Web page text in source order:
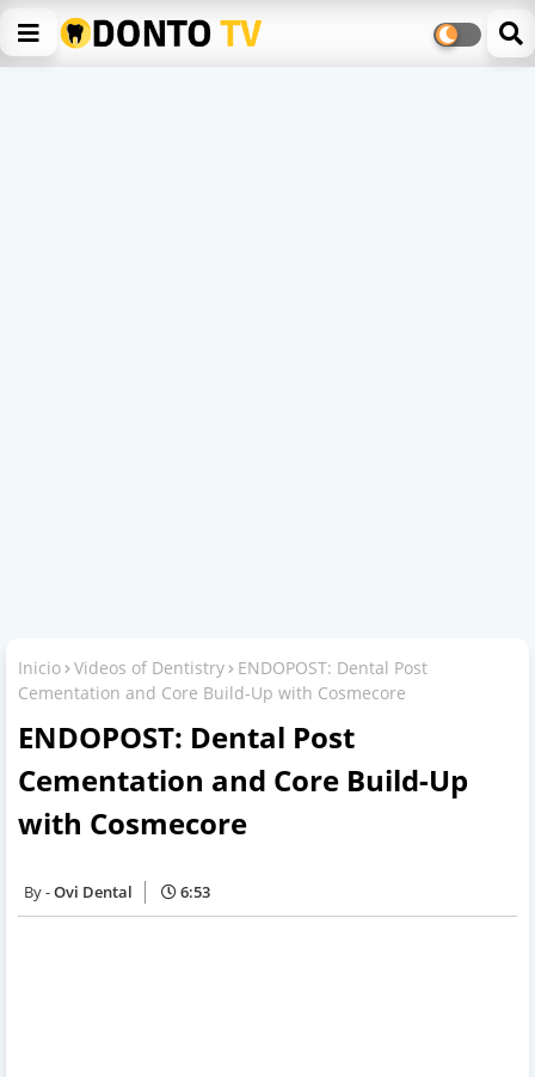
Inicio Videos of Dentistry
ENDOPOST: Dental Post
Cementation and Core Build-Up with Cosmecore
ENDOPOST: Dental Post
Cementation and Core Build-Up
with Cosmecore
Ovi Dental 6:53